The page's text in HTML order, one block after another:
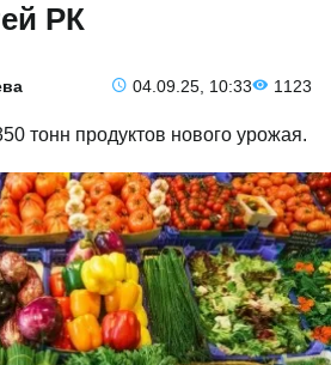
РК
04.09.25, 10:33 1123
тонн продуктов нового урожая.